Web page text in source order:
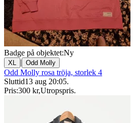
Badge på objektet:Ny
XL | Odd Molly
Odd Molly rosa tröja, storlek 4
Sluttid13 aug 20:05.
Pris:300 kr,Utropspris.